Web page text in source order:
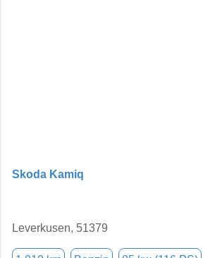
Skoda Kamiq
Leverkusen, 51379